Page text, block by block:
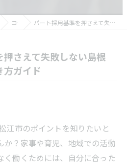
コラム パート採用基準を押さえて失敗しない島根県松江市での働き方ガイド
さえて失敗しない島根
方ガイド
江市のポイントを知りたいと
か？家事や育児、地域での活動
く働くためには、自分に合った